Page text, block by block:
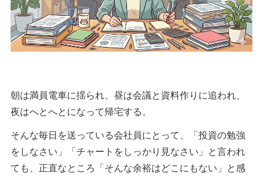
朝は満員電車に揺られ、昼は会議と資料作りに追われ、
夜はへとへとになって帰宅する。
そんな毎日を送っている会社員にとって、「投資の勉強
をしなさい」「チャートをしっかり見なさい」と言われ
ても、正直なところ「そんな余裕はどこにもない」と感